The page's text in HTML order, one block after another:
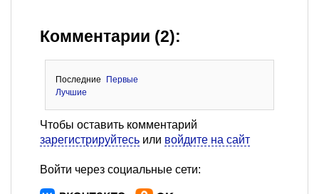
Комментарии (2):
Последние
Первые
Лучшие
Чтобы оставить комментарий
зарегистрируйтесь или войдите на сайт
Войти через социальные сети: